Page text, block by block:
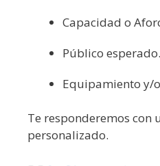
Capacidad o
Público esperado.
Equipamiento y/
Te responderemos con
personalizado.